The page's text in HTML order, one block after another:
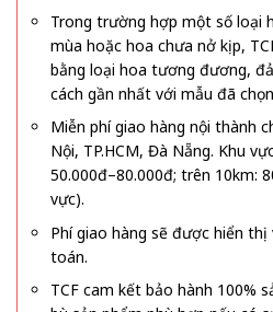
Trong trường hợp một số loại
mùa hoặc hoa chưa nở kịp,
bằng loại hoa tương đương,
cách gần nhất với mẫu đã
Miễn phí giao hàng nội thành
Nội, TP.HCM, Đà Nẵng. Khu
50.000đ–80.000đ; trên 10km:
vực).
Phí giao hàng sẽ được hiển
toán.
TCF cam kết bảo hành 100%